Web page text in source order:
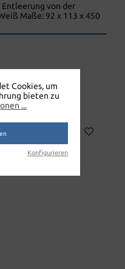
von der
Maße: 92 x 113 x 450
Cookies, um
bieten zu
...
Konfigurieren